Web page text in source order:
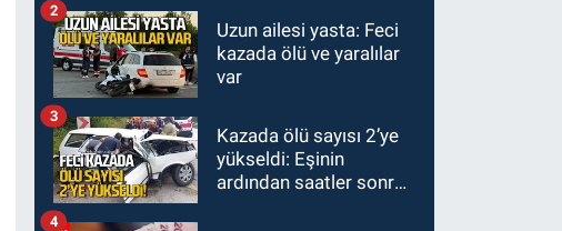
etti.
ULUSAL
10:14Polis Akademisi
Başkanlığı 3 bin 250
GÜNDEM
00:22Emirhan Erdem
YENİ Parti İl
Uzun ailesi yasta: Feci
kazada ölü ve yaralılar
var
2
Kazada ölü sayısı 2’ye
yükseldi: Eşinin
ardından saatler sonra
3
4